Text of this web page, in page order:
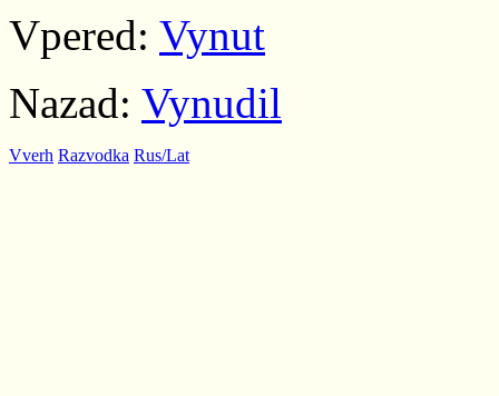
Vpered: Vynut
Nazad: Vynudil
Vverh Razvodka Rus/Lat